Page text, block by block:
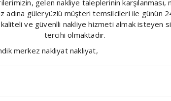
gelen nakliye taleplerinin karşılanması,
adına güleryüzlü müşteri temsilcileri ile
kaliteli ve güvenlli nakliye hizmeti almak isteyen
tercihi olmaktadır.